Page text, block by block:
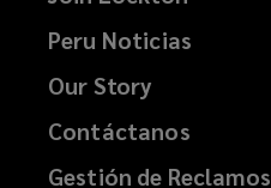
Peru Noticias
Our Story
Contáctanos
Gestión de Reclamos